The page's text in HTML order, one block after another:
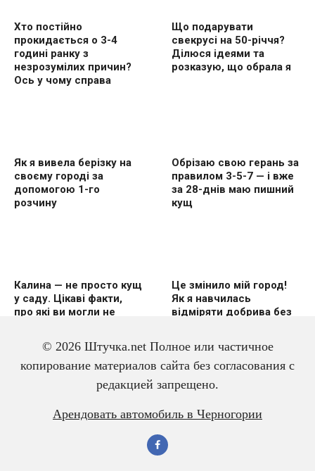
Хто постійно
прокидається о 3-4
годині ранку з
незрозумілих причин?
Ось у чому справа
Що подарувати
свекрусі на 50-річчя?
Ділюся ідеями та
розказую, що обрала я
Як я вивела берізку на
своєму городі за
допомогою 1-го
розчину
Обрізаю свою герань за
правилом 3-5-7 — і вже
за 28-днів маю пишний
кущ
Калина — не просто кущ
у саду. Цікаві факти,
про які ви могли не
Це змінило мій город!
Як я навчилась
відміряти добрива без
3 дешевих підгодівлі в
червні — і перець
Чому гірчиця — це
справжній скарб для
© 2026 Штучка.net Полное или частичное
копирование материалов сайта без согласования с
редакцией запрещено.
Арендовать автомобиль в Черногории